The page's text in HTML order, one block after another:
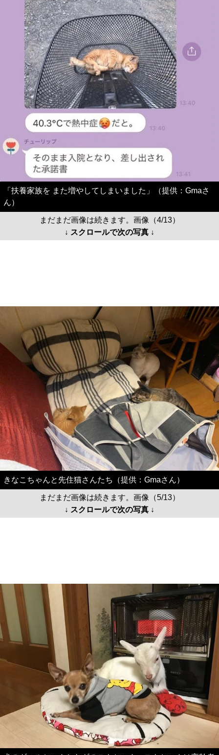
「扶養家族を また増やしてしまいました」（提供：Gmaさ
ん）
まだまだ画像は続きます。画像（4/13）
↓ スクロールで次の写真 ↓
きなこちゃんと先住猫さんたち（提供：Gmaさん）
まだまだ画像は続きます。画像（5/13）
↓ スクロールで次の写真 ↓